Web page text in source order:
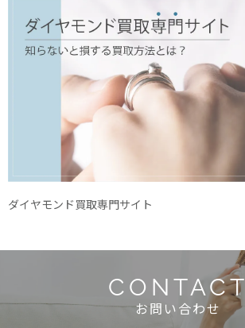
ダイヤモンド買取専門サイト
CONTACT
お問い合わせ